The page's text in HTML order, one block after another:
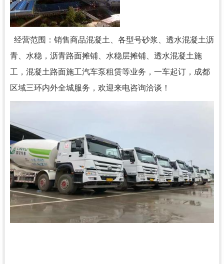
经营范围：销售商品混凝土、各型号砂浆、透水混凝土沥
青、水稳，沥青路面摊铺、水稳层摊铺、透水混凝土施
工，混凝土路面施工汽车泵租赁等业务，一车起订，成都
区域三环内外全城服务，欢迎来电咨询洽谈！